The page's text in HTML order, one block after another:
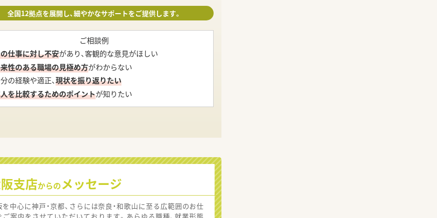
全国12拠点を展開し、細やかなサポートをご提供します。
ご相談例
仕事に対し不安があり、客観的な意見がほしい
性のある職場の見極め方がわからない
の経験や適正、現状を振り返りたい
を比較するためのポイントが知りたい
支店からのメッセージ
を中心に神戸・京都、さらには奈良・和歌山に至る広範囲のお仕